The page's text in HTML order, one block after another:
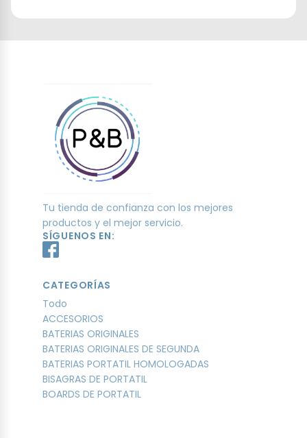
Tu tienda de confianza con los mejores
productos y el mejor servicio.
SÍGUENOS EN:
CATEGORÍAS
Todo
ACCESORIOS
BATERIAS ORIGINALES
BATERIAS ORIGINALES DE SEGUNDA
BATERIAS PORTATIL HOMOLOGADAS
BISAGRAS DE PORTATIL
BOARDS DE PORTATIL